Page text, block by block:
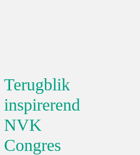
Terugblik
inspirerend
NVK
Congres